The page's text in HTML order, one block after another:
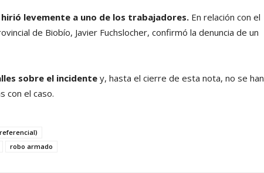
levemente a uno de los trabajadores. En relación con el
de Biobío, Javier Fuchslocher, confirmó la denuncia de un
sobre el incidente y, hasta el cierre de esta nota, no se han
con el caso.
robo armado